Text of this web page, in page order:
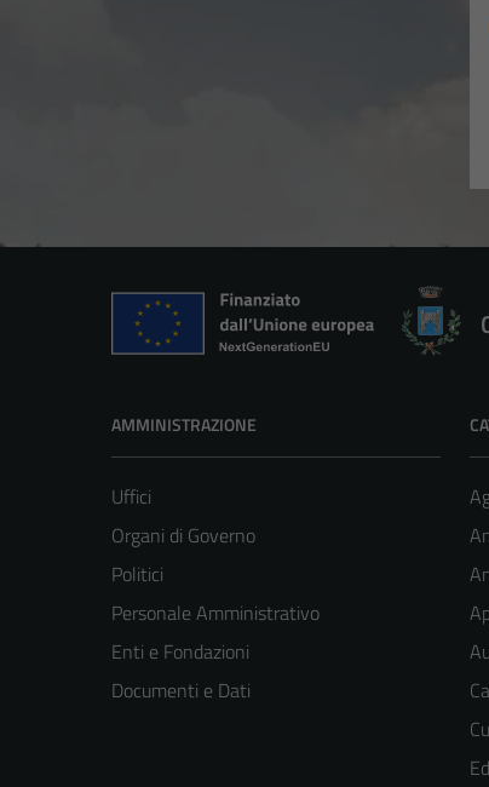
AMMINISTRAZIONE
Uffici
Organi di Governo
Politici
Personale Amministrativo
Enti e Fondazioni
Documenti e Dati